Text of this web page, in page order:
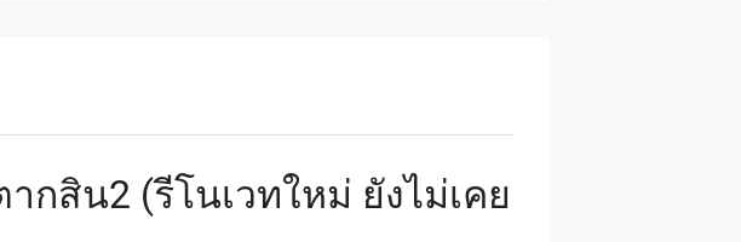
กสิน2 (รีโนเวทใหม่ ยังไม่เคย